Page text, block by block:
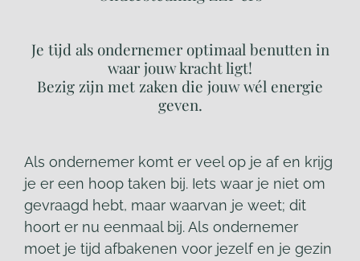
Je tijd als ondernemer optimaal benutten in
waar jouw kracht ligt!
Bezig zijn met zaken die jouw wél energie
geven.
Als ondernemer komt er veel op je af en krijg
je er een hoop taken bij. Iets waar je niet om
gevraagd hebt, maar waarvan je weet; dit
hoort er nu eenmaal bij. Als ondernemer
moet je tijd afbakenen voor jezelf en je gezin